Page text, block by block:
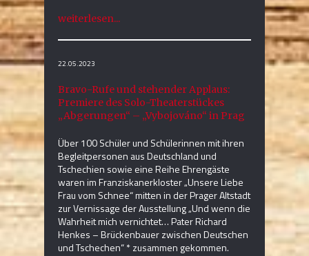
weiterlesen...
22.05.2023
Bravo-Rufe und stehender Applaus:
Premiere des Solo-Theaterstückes
„Abgerungen“ – „Vybojováno“ in Prag
Über 100 Schüler und Schülerinnen mit ihren
Begleitpersonen aus Deutschland und
Tschechien sowie eine Reihe Ehrengäste
waren im Franziskanerkloster „Unsere Liebe
Frau vom Schnee“ mitten in der Prager Altstadt
zur Vernissage der Ausstellung „Und wenn die
Wahrheit mich vernichtet… Pater Richard
Henkes – Brückenbauer zwischen Deutschen
und Tschechen“ * zusammen gekommen.